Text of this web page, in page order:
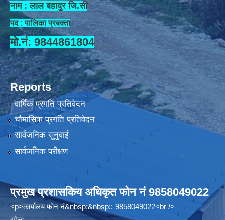
नाम : लाल बहादुर जि.सी
पद : पालिका प्रबक्ता
मो.नं: 9844861804
Reports
वार्षिक प्रगति प्रतिवेदन
चौमासिक प्रगति प्रतिवेदन
सार्वजनिक सुनुवाई
सार्वजनिक परीक्षण
प्रमुख प्रशासकिय अधिकृत फोन नं 9858049022
<p>कार्यालय फोन नं&nbsp;&nbsp;: 9858049022<br />